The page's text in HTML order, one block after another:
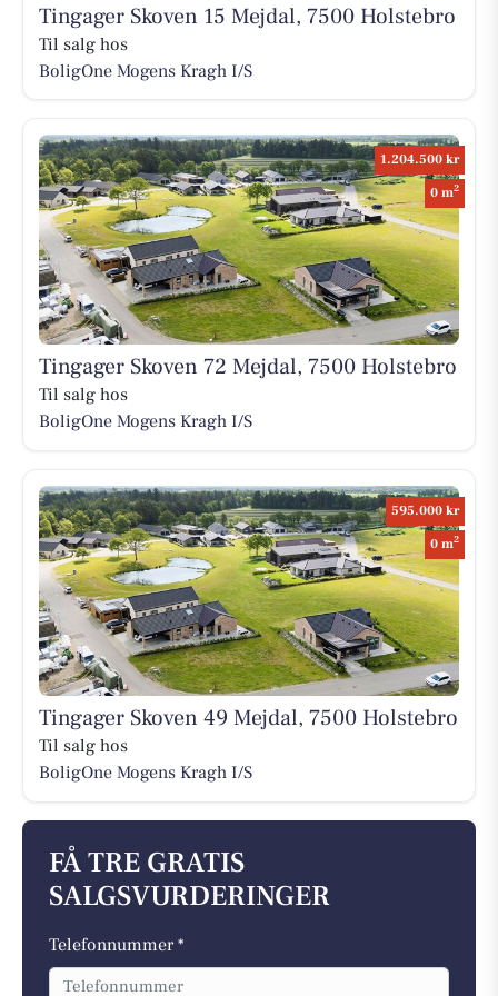
Tingager Skoven 15 Mejdal, 7500 Holstebro
Til salg hos
BoligOne Mogens Kragh I/S
1.204.500 kr
0 m2
Tingager Skoven 72 Mejdal, 7500 Holstebro
Til salg hos
BoligOne Mogens Kragh I/S
595.000 kr
0 m2
Tingager Skoven 49 Mejdal, 7500 Holstebro
Til salg hos
BoligOne Mogens Kragh I/S
FÅ TRE GRATIS
SALGSVURDERINGER
Telefonnummer *